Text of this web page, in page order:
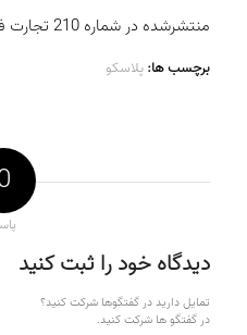
منتشرشده در شماره 210 تجارت فردا
برچسب ها:پلاسکو
دیدگاه خود را ثبت کنید
تمایل دارید در گفتگوها شرکت کنید؟
در گفتگو ها شرکت کنید.